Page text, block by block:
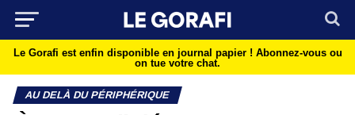
Le Gorafi est enfin disponible en journal papier ! Abonnez-vous ou
on tue votre chat.
AU DELÀ DU PÉRIPHÉRIQUE